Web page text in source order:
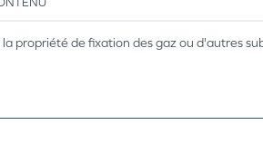
propriété de fixation des gaz ou d'autres